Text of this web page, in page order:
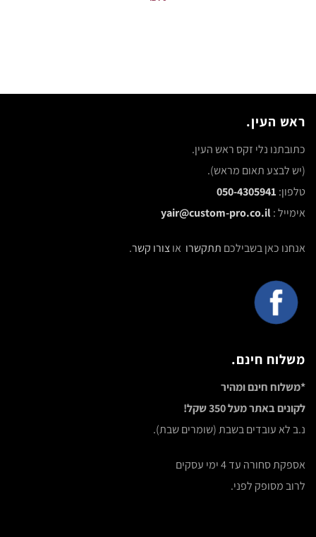
ראש העין.
כתובתנו נלי זקס ראש העין.
(יש לבצע תאום מראש).
טלפון: 050-4305941
אימייל :yair@custom-pro.co.il
אנחנו כאן בשבילכם תתקשרו אוצורו קשר.
משלוח חינם.
*משלוח חינם ומהיר
לקונים באתר מעל 350 שקל!
נ.ב לא עובדים בשבת (שומרים שבת).
אספקת סחורה עד 4 ימי עסקים
לרוב מסופק לפני.